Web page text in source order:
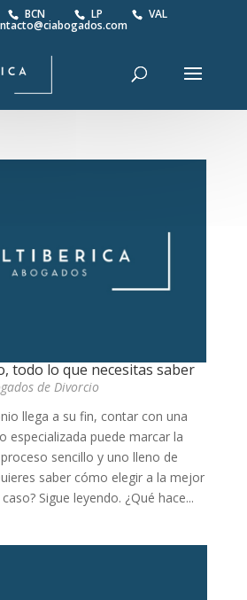
BCN LP VAL
todo lo que necesitas saber
de Divorcio
llega a su fin, contar con una
especializada puede marcar la
sencillo y uno lleno de
saber cómo elegir a la mejor
Sigue leyendo. ¿Qué hace...